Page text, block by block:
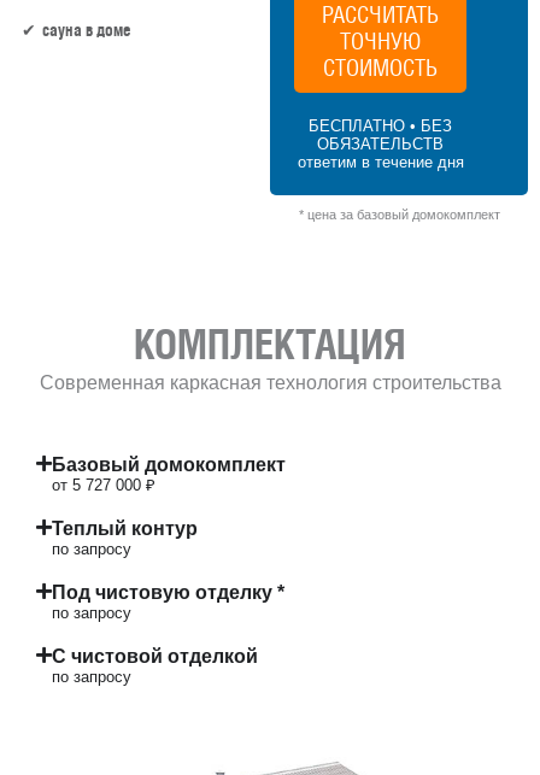
сауна в доме
РАССЧИТАТЬ
ТОЧНУЮ
СТОИМОСТЬ
БЕСПЛАТНО • БЕЗ
ОБЯЗАТЕЛЬСТВ
ответим в течение дня
* цена за базовый домокомплект
КОМПЛЕКТАЦИЯ
Современная каркасная технология строительства
Базовый домокомплект
от 5 727 000 ₽
Теплый контур
по запросу
Под чистовую отделку *
по запросу
С чистовой отделкой
по запросу